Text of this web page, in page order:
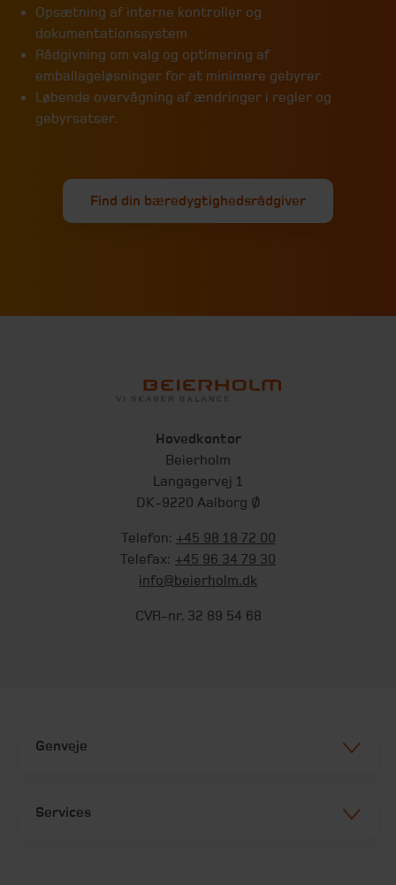
Opsætning af interne kontroller og
dokumentationssystem
Rådgivning om valg og optimering af
emballageløsninger for at minimere gebyrer
Løbende overvågning af ændringer i regler og
gebyrsatser.
Find din bæredygtighedsrådgiver
Hovedkontor
Beierholm
Langagervej 1
DK-9220 Aalborg Ø
Telefon: +45 98 18 72 00
Telefax: +45 96 34 79 30
info@beierholm.dk
CVR-nr. 32 89 54 68
Genveje
Services